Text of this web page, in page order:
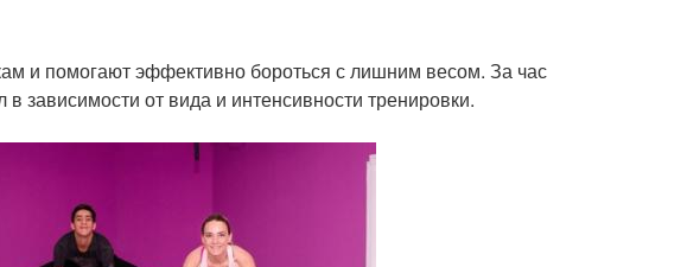
и помогают эффективно бороться с лишним весом. За час
зависимости от вида и интенсивности тренировки.